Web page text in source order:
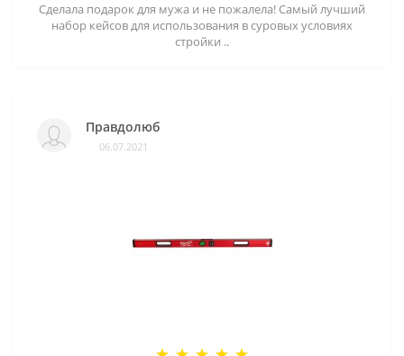
Сделала подарок для мужа и не пожалела! Самый лучший
набор кейсов для использования в суровых условиях
стройки ..
Правдолюб
06.07.2021